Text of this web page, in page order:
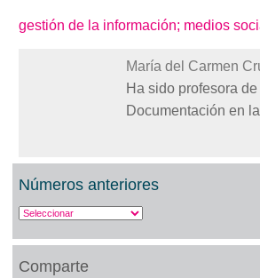
gestión de la información; medios
María del Carmen
Ha sido profesora
Documentación en
Números anteriores
Comparte